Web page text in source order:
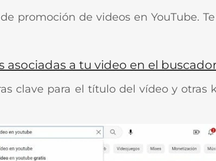
promoción de videos en YouTube.
a tu video en el
clave para el título del vídeo y otras